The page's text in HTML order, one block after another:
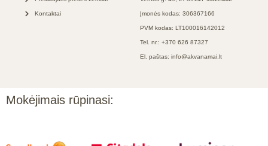
Kontaktai Įmonės kodas: 306367166
PVM kodas: LT100016142012
Tel. nr.: +370 626 87327
El. paštas: info@akvanamai.lt
Mokėjimais rūpinasi: